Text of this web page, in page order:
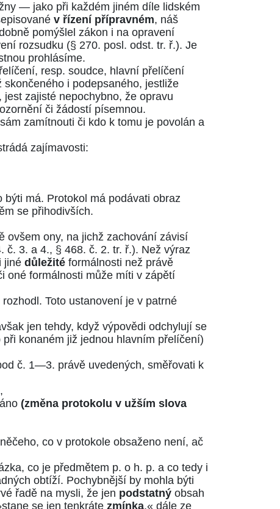
— jako při každém jiném díle lidském
v řízení přípravném, náš
pomýšlel zákon i na opravení
rozsudku (§ 270. posl. odst. tr. ř.). Je
prohlásíme.
resp. soudce, hlavní přelíčení
i podepsaného, jestliže
zajisté nepochybno, že opravu
či žádostí písemnou.
zamítnouti či kdo k tomu je povolán a
zajímavosti:
má. Protokol má podávati obraz
se přihodivších.
ovšem ony, na jichž zachování závisí
č. 3. a 4., § 468. č. 2. tr. ř.). Než výraz
jiné důležité formálnosti než právě
oné formálnosti může míti v zápětí
Toto ustanovení je v patrné
jen tehdy, když výpovědi odchylují se
konaném již jednou hlavním přelíčení)
č. 1—3. právě uvedených, směřovati k
,
(změna protokolu v užším slova
něčeho, co v protokole obsaženo není, ač
co je předmětem p. o h. p. a co tedy i
obtíží. Pochybnější by mohla býti
řadě na mysli, že jen podstatný obsah
se jen tenkráte zmínka,« dále ze